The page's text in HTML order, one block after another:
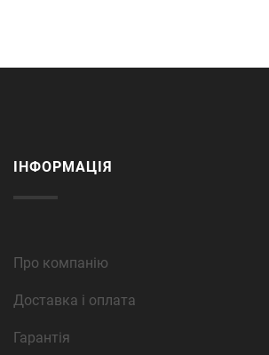
ІНФОРМАЦІЯ
Про компанію
Доставка і оплата
Гарантія